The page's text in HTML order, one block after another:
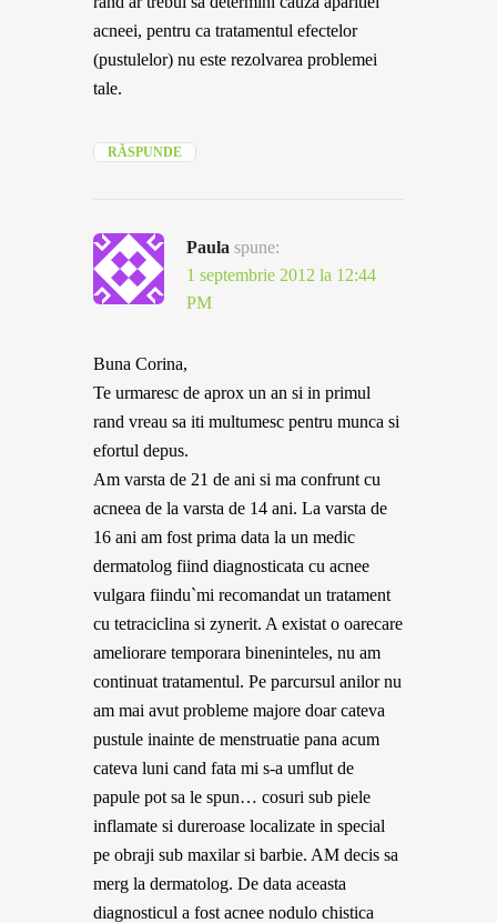
acneei, pentru ca tratamentul efectelor
(pustulelor) nu este rezolvarea problemei
tale.
RĂSPUNDE
Paula spune:
1 septembrie 2012 la 12:44
PM
Buna Corina,
Te urmaresc de aprox un an si in primul
rand vreau sa iti multumesc pentru munca si
efortul depus.
Am varsta de 21 de ani si ma confrunt cu
acneea de la varsta de 14 ani. La varsta de
16 ani am fost prima data la un medic
dermatolog fiind diagnosticata cu acnee
vulgara fiindu`mi recomandat un tratament
cu tetraciclina si zynerit. A existat o oarecare
ameliorare temporara bineninteles, nu am
continuat tratamentul. Pe parcursul anilor nu
am mai avut probleme majore doar cateva
pustule inainte de menstruatie pana acum
cateva luni cand fata mi s-a umflut de
papule pot sa le spun… cosuri sub piele
inflamate si dureroase localizate in special
pe obraji sub maxilar si barbie. AM decis sa
merg la dermatolog. De data aceasta
diagnosticul a fost acnee nodulo chistica